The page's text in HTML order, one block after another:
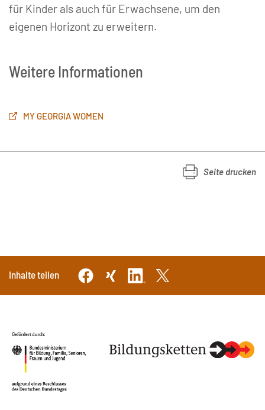
für Kinder als auch für Erwachsene, um den
eigenen Horizont zu erweitern.
Weitere Informationen
MY GEORGIA WOMEN
Seite drucken
Inhalte teilen